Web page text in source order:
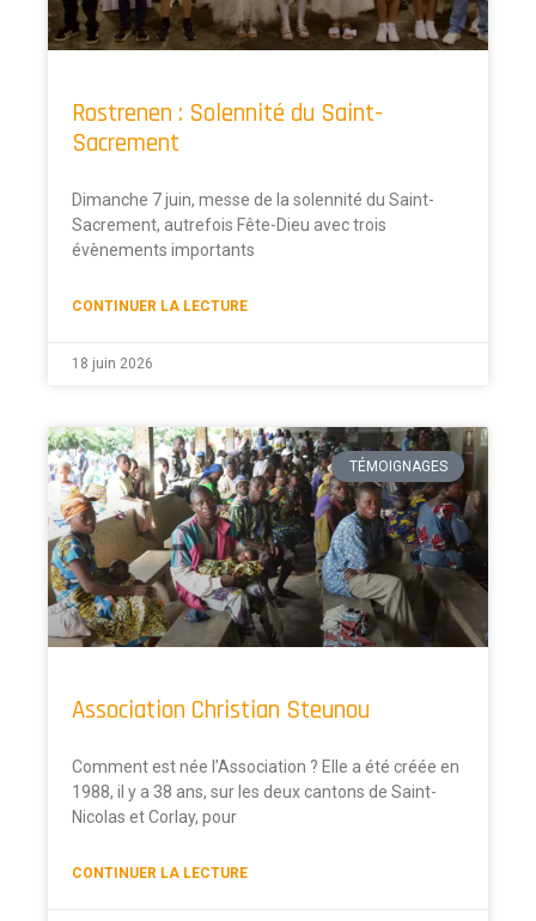
Rostrenen : Solennité du Saint-
Sacrement
Dimanche 7 juin, messe de la solennité du Saint-
Sacrement, autrefois Fête-Dieu avec trois
évènements importants
CONTINUER LA LECTURE
18 juin 2026
TÉMOIGNAGES
Association Christian Steunou
Comment est née l’Association ? Elle a été créée en
1988, il y a 38 ans, sur les deux cantons de Saint-
Nicolas et Corlay, pour
CONTINUER LA LECTURE